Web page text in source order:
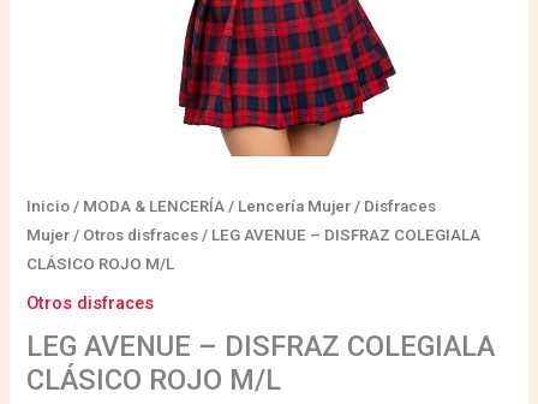
Inicio / MODA & LENCERÍA / Lencería Mujer / Disfraces
Mujer / Otros disfraces / LEG AVENUE – DISFRAZ COLEGIALA
CLÁSICO ROJO M/L
Otros disfraces
LEG AVENUE – DISFRAZ COLEGIALA
CLÁSICO ROJO M/L